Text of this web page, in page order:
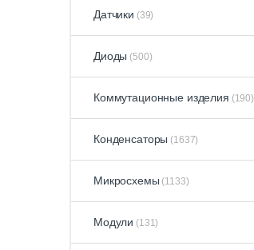
Датчики (39)
Диоды (500)
Коммутационные изделия (190)
Конденсаторы (1637)
Микросхемы (1133)
Модули (131)